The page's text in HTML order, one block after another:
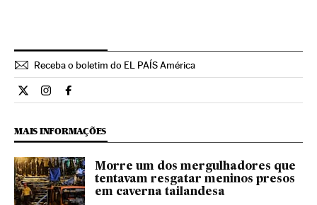
Receba o boletim do EL PAÍS América
Internacional El País Brasil en Twitter
Internacional El País Brasil en Instagram
Internacional El País Brasil en Facebook
MAIS INFORMAÇÕES
Morre um dos mergulhadores que
tentavam resgatar meninos presos
em caverna tailandesa